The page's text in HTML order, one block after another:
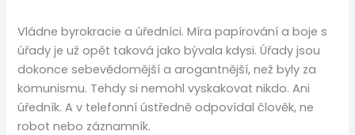
Vládne byrokracie a úředníci. Míra papírování a boje s
úřady je už opět taková jako bývala kdysi. Úřady jsou
dokonce sebevědomější a arogantnější, než byly za
komunismu. Tehdy si nemohl vyskakovat nikdo. Ani
úředník. A v telefonní ústředně odpovídal člověk, ne
robot nebo záznamník.